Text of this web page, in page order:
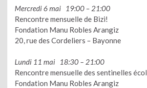
Mercredi 6 mai 19:00 – 21:00
Rencontre mensuelle de Bizi!
Fondation Manu Robles Arangiz
20, rue des Cordeliers – Bayonne
Lundi 11 mai 18:30 – 21:00
Rencontre mensuelle des sentinelles
Fondation Manu Robles Arangiz